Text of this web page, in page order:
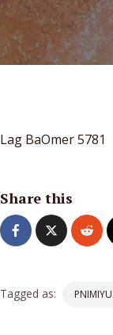
Lag BaOmer 5781
Share this
Tagged as: